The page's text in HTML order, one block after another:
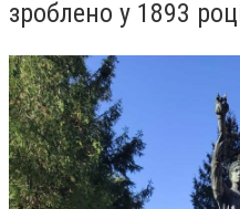
зроблено у 1893